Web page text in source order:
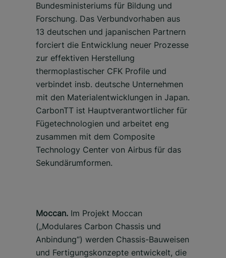
Bundesministeriums für Bildung und
Forschung. Das Verbundvorhaben aus
13 deutschen und japanischen Partnern
forciert die Entwicklung neuer Prozesse
zur effektiven Herstellung
thermoplastischer CFK Profile und
verbindet insb. deutsche Unternehmen
mit den Materialentwicklungen in Japan.
CarbonTT ist Hauptverantwortlicher für
Fügetechnologien und arbeitet eng
zusammen mit dem Composite
Technology Center von Airbus für das
Sekundärumformen.
Moccan. Im Projekt Moccan
(„Modulares Carbon Chassis und
Anbindung“) werden Chassis-Bauweisen
und Fertigungskonzepte entwickelt, die